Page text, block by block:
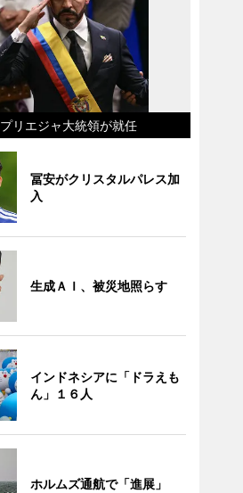
リエジャ大統領が就任
冨安がクリスタルパレス加
入
生成ＡＩ、被災地照らす
インドネシアに「ドラえも
ん」１６人
ホルムズ通航で「進展」